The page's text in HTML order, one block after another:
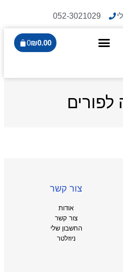
052-3021029
₪0.00
0
צור קשר
אודות
צור קשר
החשבון שלי
ניוזלטר